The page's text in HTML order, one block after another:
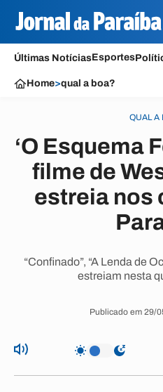
Últimas NotíciasEsportes
Home>qual a boa?
QUAL A
‘O Esquema
filme de
estreia nos
“Confinado”, “A Lenda de
estreiam nesta
Publicado em 29/